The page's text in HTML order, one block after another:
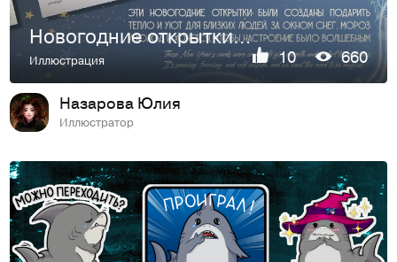
Новогодние открытки | Cute new year postcard
Иллюстрация 10 660
Назарова Юлия
Иллюстратор